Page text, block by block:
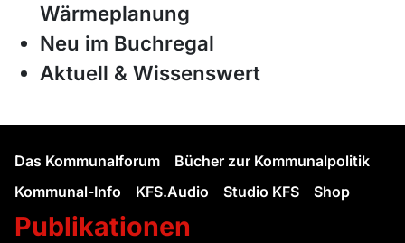
Wärmeplanung
Neu im Buchregal
Aktuell & Wissenswert
Das Kommunalforum
Bücher zur Kommunalpolitik
Kommunal-Info
KFS.Audio Studio KFS Shop
Publikationen